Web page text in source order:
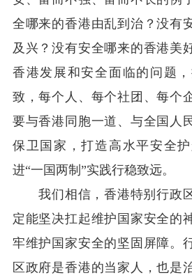
全哪来的香港由乱到治？没有
及兴？没有安全哪来的香港美
香港发展和安全面临的问题
致，每个人、每个社团、每个
要与香港同胞一道、与全国人
保卫国家，打造高水平安全
进“一国两制”实践行稳致远。
我们相信，香港特别行政
定能坚决扛起维护国家安全的
牢维护国家安全的坚固屏障。
区政府是香港的当家人，也是